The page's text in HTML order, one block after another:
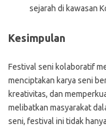
sejarah di kawasan
Kesimpulan
Festival seni kolaboratif
menciptakan karya seni
kreativitas, dan
melibatkan masyarakat
seni, festival ini tidak